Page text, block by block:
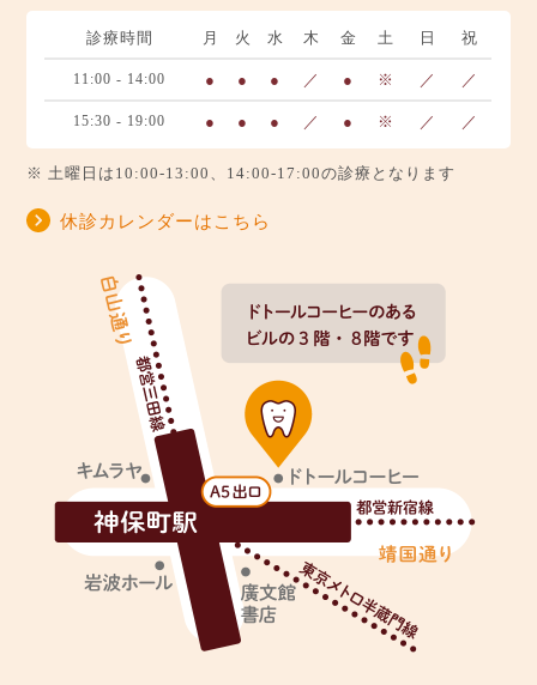
診療時間 月 火 水 木 金 土 日 祝
11:00 - 14:00 ● ● ● ／ ● ※ ／ ／
15:30 - 19:00 ● ● ● ／ ● ※ ／ ／
※ 土曜日は10:00-13:00、14:00-17:00の診療となります
休診カレンダーはこちら